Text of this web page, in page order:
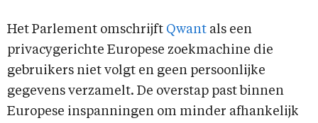
Het Parlement omschrijft Qwant als een
privacygerichte Europese zoekmachine die
gebruikers niet volgt en geen persoonlijke
gegevens verzamelt. De overstap past binnen
Europese inspanningen om minder afhankelijk